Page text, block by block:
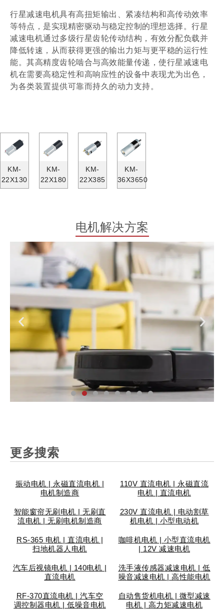
行星减速电机具有高扭矩输出、紧凑结构和高传动效率
等特点，是实现精密驱动与稳定控制的理想选择。行星
减速电机通过多级行星齿轮传动结构，有效分配负载并
降低转速，从而获得更强的输出力矩与更平稳的运行性
能。其高精度齿轮啮合与高效能量传递，使行星减速电
机在需要高稳定性和高响应性的设备中表现尤为出色，
为各类装置提供可靠而持久的动力支持。
KM-
22X130
KM-
22X180
KM-
22X385
KM-
36X3650
电机解决方案
车
配
用
电
业
设
人
护
防
锁
能
设
疗
设
表
阀
车
配
用
电
业
设
人
护
防
锁
能
设
疗
设
表
阀
车
配
用
电
业
设
人
护
防
锁
能
设
疗
设
表
阀
更多搜索
振动电机 | 永磁直流电机 |
电机制造商
110V 直流电机 | 永磁直流
电机 | 直流电机
智能窗帘无刷电机 | 无刷直
流电机 | 无刷电机制造商
230V 直流电机 | 电动割草
机电机 | 小型电动机
RS-365 电机 | 直流电机 |
扫地机器人电机
咖啡机电机 | 小型直流电机
| 12V 减速电机
汽车后视镜电机 | 140电机 |
直流电机
洗手液传感器减速电机 | 低
噪音减速电机 | 高性能电机
RF-370直流电机 | 汽车空
调控制器电机 | 低噪音电机
自动售货机电机 | 微型减速
电机 | 高力矩减速电机